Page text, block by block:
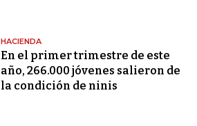
HACIENDA
En el primer trimestre de este
año, 266.000 jóvenes salieron de
la condición de ninis